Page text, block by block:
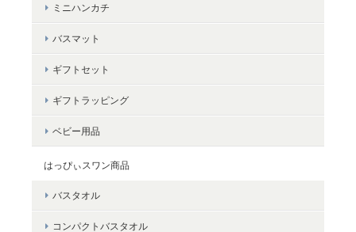
＜LifE＞フェイスタオル
2024/01/16
＜LifE＞バスタオル
ネイビー
2024/01/16
ミニハンカチ
バスマット
ギフトセット
ギフトラッピング
ベビー用品
はっぴぃスワン商品
バスタオル
コンパクトバスタオル